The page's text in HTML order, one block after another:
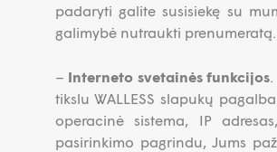
padaryti galite susisiekę su
galimybė nutraukti prenumeratą.
– Interneto svetainės funkcijos
tikslu WALLESS slapukų
operacinė sistema, IP
pasirinkimo pagrindu, Jums